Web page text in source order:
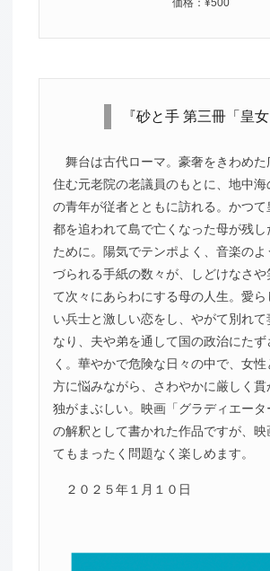
『砂と手 第三冊「皇女
舞台は古代ローマ。豪奢をきわめた
住む元老院の老議員のもとに、地中海
の青年が従者とともに訪れる。かつて
都を追われて島で亡くなった母が残し
ために。陽気でテンポよく、音楽のよ
づられる手紙の数々が、しどけなさや
て次々にあらわにする母の人生。愛
い兵士と激しい恋をし、やがて別れて
なり、夫や弟を通して国の政治にたず
く。華やかで危険な日々の中で、女性
方に悩みながら、さわやかに厳しく貫
独がまぶしい。映画「グラディエータ
の解釈として書かれた作品ですが、映
てもまったく問題なく楽しめます。
２０２５年１月１０日